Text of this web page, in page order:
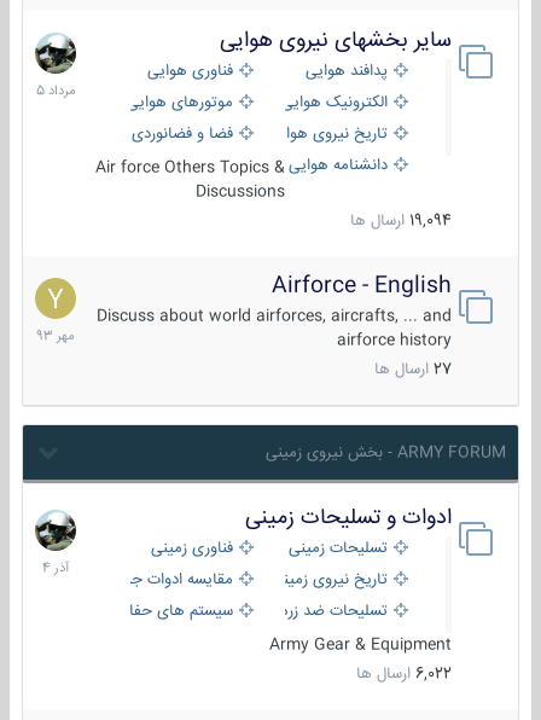
سایر بخشهای نیروی هوایی
پدافند هوایی
فناوری هوایی
الکترونیک هوایی
موتورهای هوایی
تاریخ نیروی هوایی
فضا و فضانوردی
دانشنامه هواییAir force Others Topics &
Discussions
19,094 ارسال ها
2
مرداد
1405
Airforce - English
Discuss about world airforces, aircrafts, ... and
airforce history
27 ارسال ها
15
مهر
1393
ARMY FORUM - بخش نیروی زمینی
ادوات و تسلیحات زمینی
تسلیحات زمینی
فناوری زمینی
تاریخ نیروی زمینی
مقایسه ادوات جنگی
تسلیحات ضد زره
سیستم های حفاظت فعال
Army Gear & Equipment
6,022 ارسال ها
21
آذر
1404